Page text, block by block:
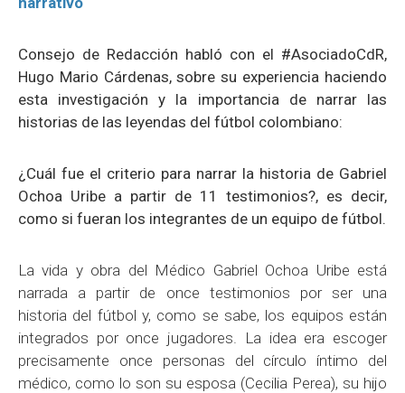
Consejo de Redacción habló con el #AsociadoCdR,
Hugo Mario Cárdenas, sobre su experiencia haciendo
esta investigación y la importancia de narrar las
historias de las leyendas del fútbol colombiano:
¿Cuál fue el criterio para narrar la historia de Gabriel
Ochoa Uribe a partir de 11 testimonios?, es decir,
como si fueran los integrantes de un equipo de fútbol.
La vida y obra del Médico Gabriel Ochoa Uribe está
narrada a partir de once testimonios por ser una
historia del fútbol y, como se sabe, los equipos están
integrados por once jugadores. La idea era escoger
precisamente once personas del círculo íntimo del
médico, como lo son su esposa (Cecilia Perea), su hijo